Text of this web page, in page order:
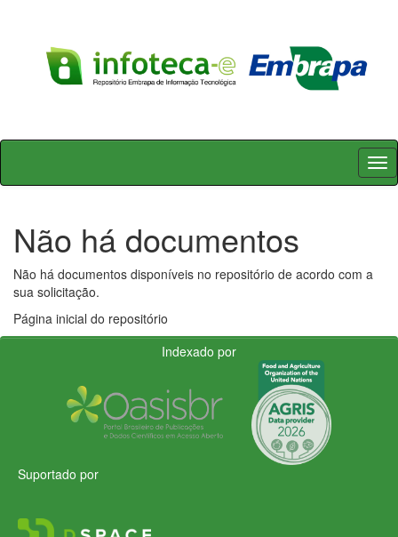
Skip
Não há documentos
Não há documentos disponíveis no repositório de acordo com a
sua solicitação.
Página inicial do repositório
Indexado por
Suportado por